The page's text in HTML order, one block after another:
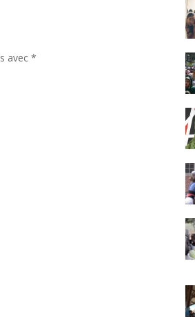
avec *